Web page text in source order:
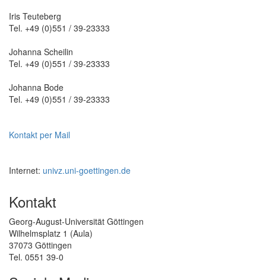
Iris Teuteberg
Tel. +49 (0)551 / 39-23333
Johanna Scheilin
Tel. +49 (0)551 / 39-23333
Johanna Bode
Tel. +49 (0)551 / 39-23333
Kontakt per Mail
Internet: univz.uni-goettingen.de
Kontakt
Georg-August-Universität Göttingen
Wilhelmsplatz 1 (Aula)
37073 Göttingen
Tel. 0551 39-0